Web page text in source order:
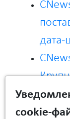
дата-
2022
cookie-